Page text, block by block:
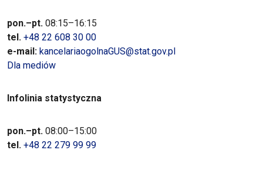
pon.–pt. 08:15–16:15
tel. +48 22 608 30 00
e-mail: kancelariaogolnaGUS@stat.gov.pl
Dla mediów
Infolinia statystyczna
pon.–pt. 08:00–15:00
tel. +48 22 279 99 99